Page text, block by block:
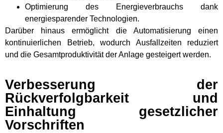
Optimierung des Energieverbrauchs dank
energiesparender Technologien.
Darüber hinaus ermöglicht die Automatisierung einen
kontinuierlichen Betrieb, wodurch Ausfallzeiten reduziert
und die Gesamtproduktivität der Anlage gesteigert werden.
Verbesserung der
Rückverfolgbarkeit und
Einhaltung gesetzlicher
Vorschriften